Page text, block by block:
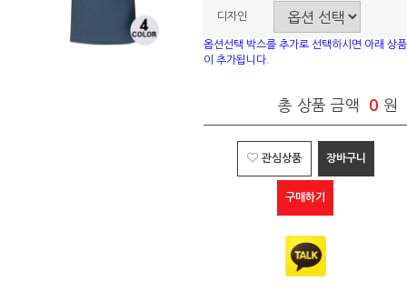
디자인
옵션선택 박스를 추가로 선택하시면 아래 상품
이 추가됩니다.
총 상품 금액 0 원
관심상품 장바구니
구매하기